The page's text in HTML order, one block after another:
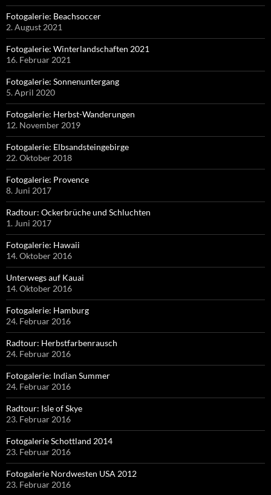
Fotogalerie: Beachsoccer
2. August 2021
Fotogalerie: Winterlandschaften 2021
16. Februar 2021
Fotogalerie: Sonnenuntergang
5. April 2020
Fotogalerie: Herbst-Wanderungen
12. November 2019
Fotogalerie: Elbsandsteingebirge
22. Oktober 2018
Fotogalerie: Provence
8. Juni 2017
Radtour: Ockerbrüche und Schluchten
1. Juni 2017
Fotogalerie: Hawaii
14. Oktober 2016
Unterwegs auf Kauai
14. Oktober 2016
Fotogalerie: Hamburg
24. Februar 2016
Radtour: Herbstfarbenrausch
24. Februar 2016
Fotogalerie: Indian Summer
24. Februar 2016
Radtour: Isle of Skye
23. Februar 2016
Fotogalerie Schottland 2014
23. Februar 2016
Fotogalerie Nordwesten USA 2012
23. Februar 2016